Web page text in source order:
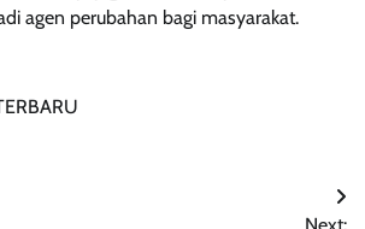
agen perubahan bagi masyarakat.
Next: